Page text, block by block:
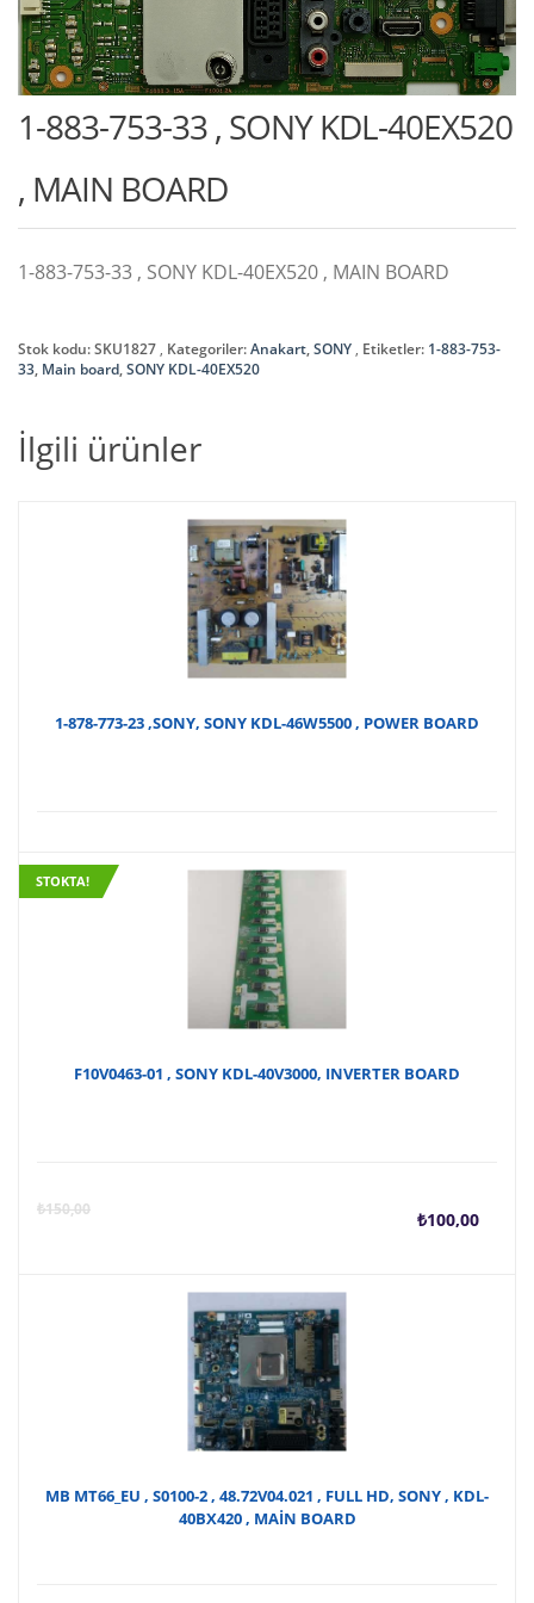
1-883-753-33 , SONY KDL-40EX520
, MAIN BOARD
1-883-753-33 , SONY KDL-40EX520 , MAIN BOARD
Stok kodu:SKU1827 Kategoriler:Anakart,SONY Etiketler: 1-883-753-
33, Main board,SONY KDL-40EX520
İlgili ürünler
1-878-773-23 ,SONY, SONY KDL-46W5500 , POWER BOARD
STOKTA!
F10V0463-01 , SONY KDL-40V3000, INVERTER BOARD
₺150,00 ₺100,00
Şu
MB MT66_EU , S0100-2 , 48.72V04.021 , FULL HD, SONY , KDL-
40BX420 , MAİN BOARD